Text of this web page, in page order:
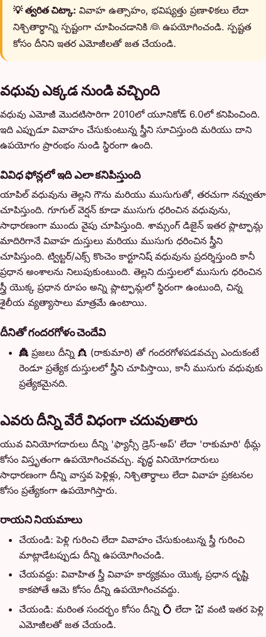
💡 త్వరిత చిట్కా: వివాహ ఉత్సాహం, భవిష్యత్తు ప్రణాళికలు లేదా
నిశ్చితార్థాన్ని స్పష్టంగా చూపించడానికి 👰 ఉపయోగించండి. స్పష్టత
కోసం దీనిని ఇతర ఎమోజీలతో జత చేయండి.
వధువు ఎక్కడ నుండి వచ్చింది
వధువు ఎమోజీ మొదటిసారిగా 2010లో యూనికోడ్ 6.0లో కనిపించింది.
ఇది ఎప్పుడూ వివాహం చేసుకుంటున్న స్త్రీని సూచిస్తుంది మరియు దాని
ఉపయోగం ప్రారంభం నుండి స్థిరంగా ఉంది.
వివిధ ఫోన్లలో ఇది ఎలా కనిపిస్తుంది
యాపిల్ వధువును తెల్లని గౌను మరియు ముసుగుతో, తరచుగా నవ్వుతూ
చూపిస్తుంది. గూగుల్ వెర్షన్ కూడా ముసుగు ధరించిన వధువును,
సాధారణంగా ముందు వైపు చూపిస్తుంది. శామ్సంగ్ డిజైన్ ఇతర ప్లాట్ఫామ్ల
మాదిరిగానే వివాహ దుస్తులు మరియు ముసుగు ధరించిన స్త్రీని
చూపిస్తుంది. ట్విట్టర్/ఎక్స్ కొంచెం కార్టూనిష్ వధువును ప్రదర్శిస్తుంది కానీ
ప్రధాన అంశాలను నిలుపుకుంటుంది. తెల్లని దుస్తులలో ముసుగు ధరించిన
స్త్రీ యొక్క ప్రధాన రూపం అన్ని ప్లాట్ఫామ్లలో స్థిరంగా ఉంటుంది, చిన్న
శైలీయ వ్యత్యాసాలు మాత్రమే ఉంటాయి.
దీనితో గందరగోళం చెందేవి
👸 ప్రజలు దీన్ని 👸 (రాకుమారి) తో గందరగోళపడవచ్చు ఎందుకంటే
రెండూ ప్రత్యేక దుస్తులలో స్త్రీని చూపిస్తాయి, కానీ ముసుగు వధువుకు
ప్రత్యేకమైనది.
ఎవరు దీన్ని వేరే విధంగా చదువుతారు
యువ వినియోగదారులు దీన్ని 'ఫ్యాన్సీ డ్రెస్-అప్' లేదా 'రాకుమారి' థీమ్ల
కోసం విస్తృతంగా ఉపయోగించవచ్చు. వృద్ధ వినియోగదారులు
సాధారణంగా దీన్ని వాస్తవ పెళ్లిళ్లు, నిశ్చితార్థాలు లేదా వివాహ ప్రకటనల
కోసం ప్రత్యేకంగా ఉపయోగిస్తారు.
రాయని నియమాలు
చేయండి: పెళ్లి గురించి లేదా వివాహం చేసుకుంటున్న స్త్రీ గురించి
మాట్లాడేటప్పుడు దీన్ని ఉపయోగించండి.
చేయవద్దు: వివాహిత స్త్రీ వివాహ కార్యక్రమం యొక్క ప్రధాన దృష్టి
కాకపోతే ఆమె కోసం దీన్ని ఉపయోగించవద్దు.
చేయండి: మరింత సందర్భం కోసం దీన్ని 💍 లేదా 💒 వంటి ఇతర పెళ్లి
ఎమోజీలతో జత చేయండి.